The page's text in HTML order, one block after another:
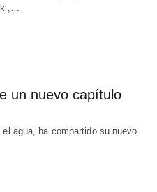
un nuevo capítulo
agua, ha compartido su nuevo